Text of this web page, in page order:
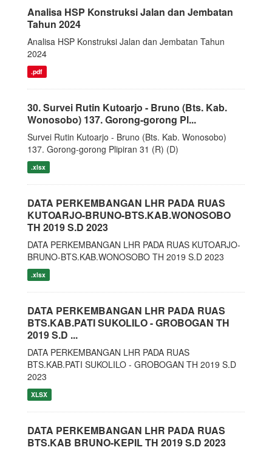
Analisa HSP Konstruksi Jalan dan Jembatan
Tahun 2024
Analisa HSP Konstruksi Jalan dan Jembatan Tahun
2024
.pdf
30. Survei Rutin Kutoarjo - Bruno (Bts. Kab.
Wonosobo) 137. Gorong-gorong Pl...
Survei Rutin Kutoarjo - Bruno (Bts. Kab. Wonosobo)
137. Gorong-gorong Plipiran 31 (R) (D)
.xlsx
DATA PERKEMBANGAN LHR PADA RUAS
KUTOARJO-BRUNO-BTS.KAB.WONOSOBO
TH 2019 S.D 2023
DATA PERKEMBANGAN LHR PADA RUAS KUTOARJO-
BRUNO-BTS.KAB.WONOSOBO TH 2019 S.D 2023
.xlsx
DATA PERKEMBANGAN LHR PADA RUAS
BTS.KAB.PATI SUKOLILO - GROBOGAN TH
2019 S.D ...
DATA PERKEMBANGAN LHR PADA RUAS
BTS.KAB.PATI SUKOLILO - GROBOGAN TH 2019 S.D
2023
XLSX
DATA PERKEMBANGAN LHR PADA RUAS
BTS.KAB BRUNO-KEPIL TH 2019 S.D 2023